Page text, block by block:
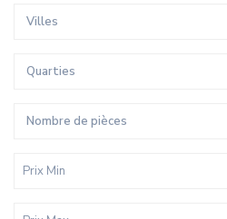
Villes
Quarties
Nombre de pièces